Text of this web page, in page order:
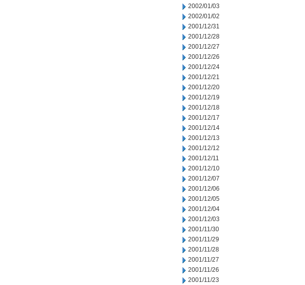
2002/01/03
2002/01/02
2001/12/31
2001/12/28
2001/12/27
2001/12/26
2001/12/24
2001/12/21
2001/12/20
2001/12/19
2001/12/18
2001/12/17
2001/12/14
2001/12/13
2001/12/12
2001/12/11
2001/12/10
2001/12/07
2001/12/06
2001/12/05
2001/12/04
2001/12/03
2001/11/30
2001/11/29
2001/11/28
2001/11/27
2001/11/26
2001/11/23